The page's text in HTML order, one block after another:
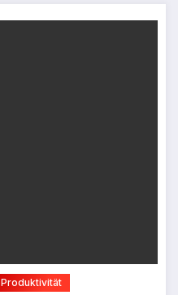
Produktivität